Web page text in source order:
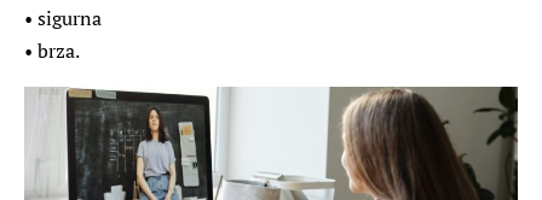
• sigurna
• brza.